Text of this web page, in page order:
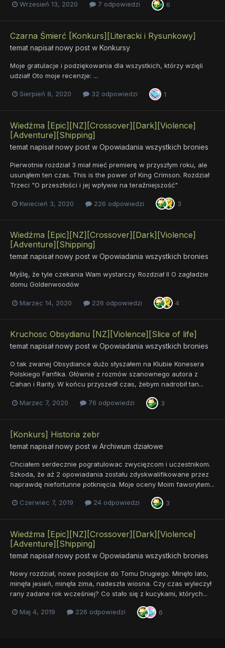
Wrzesień 13, 2020 7 odpowiedzi 6
Czarna Śmierć [Konkurs][Literacki i Rysunkowy]
temat napisał nowy post w Konkursy
Moje gratulacje i podziękowania dla wszystkich, którzy wzięli
udział! Oto moje recenzje: ...
Sierpień 8, 2020 32 odpowiedzi 1
Wiedźma [Epic][NZ][Crossover][Dark][Violence]
[Adventure][Shipping]
temat napisał nowy post w Opowiadania wszystkich bronies
Pierwotnie rozdział 3 miał mieć premierę w przyszłym roku, ale
usunąłem ten czas. This is the power of King Crimson. Rozdział
Trzeci "O przeszłości i jej wpływie na teraźniejszość"
Kwiecień 3, 2020 226 odpowiedzi 3
Wiedźma [Epic][NZ][Crossover][Dark][Violence]
[Adventure][Shipping]
temat napisał nowy post w Opowiadania wszystkich bronies
Myślę, że tyle czekania Wam wystarczy. Rozdział II O zagładzie
domu Goldenwoodów
Marzec 14, 2020 226 odpowiedzi 4
Kruchosc Obsydianu [NZ][Violence][Slice of life]
temat napisał nowy post w Opowiadania wszystkich bronies
O tak zwanej Obsydiance dużo słyszałem na Klubie Konesera
Polskiego Fanfika. Głównie z rozmów szanownego autora z
Cahan i Rarity. W końcu przyszedł czas, żebym nadrobił tan...
Marzec 7, 2020 76 odpowiedzi 3
[Konkurs] Historia zebr
temat napisał nowy post w Archiwum działowe
Chciałem serdecznie pogratulowac zwycięzcom i uczestnikom.
Szkoda, że aż 2 opowiadania zostału zdyskwalifikowane przez
naprawdę niefortunne potknięcia. Moje oceny Moim faworytem...
Czerwiec 7, 2019 24 odpowiedzi 3
Wiedźma [Epic][NZ][Crossover][Dark][Violence]
[Adventure][Shipping]
temat napisał nowy post w Opowiadania wszystkich bronies
Nowy rozdział, nowe podejście do Tomu Drugiego. Minęło lato,
minęła jesień, minęła zima, nadeszła wiosna. Czy czas wyleczył
rany zadane rok wcześniej? Co stało się z kucykami, których...
Maj 4, 2019 226 odpowiedzi 6